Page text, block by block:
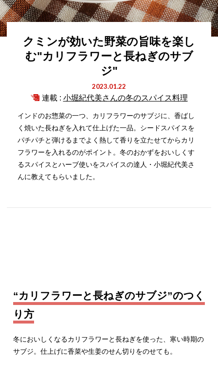
クミンが効いた野菜の旨味を楽し
む"カリフラワーと長ねぎのサブ
ジ"
2023.01.22
連載 : 小堀紀代美さんの冬のスパイス料理
インドのお惣菜の一つ、カリフラワーのサブジに、香ばし
く焼いた長ねぎを入れて仕上げた一品。シードスパイスを
パチパチと弾けるまでよく熱して香りを立たせてからカリ
フラワーを入れるのがポイント。冬のおかずをおいしくす
るスパイスとハーブ使いをスパイスの達人・小堀紀代美さ
んに教えてもらいました。
“カリフラワーと長ねぎのサブジ”のつく
り方
冬においしくなるカリフラワーと長ねぎを使った、寒い時期の
サブジ。仕上げに香菜や生姜のせん切りをのせても。